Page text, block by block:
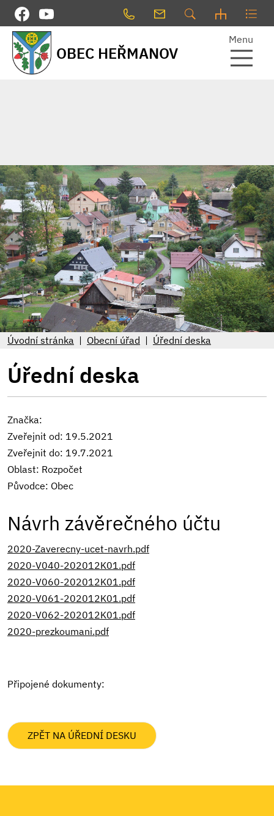
OBEC HEŘMANOV
Menu
Úvodní stránka Obecní úřad Úřední deska
Úřední deska
Značka:
Zveřejnit od: 19.5.2021
Zveřejnit do: 19.7.2021
Oblast: Rozpočet
Původce: Obec
Návrh závěrečného účtu
2020-Zaverecny-ucet-navrh.pdf
2020-V040-202012K01.pdf
2020-V060-202012K01.pdf
2020-V061-202012K01.pdf
2020-V062-202012K01.pdf
2020-prezkoumani.pdf
Připojené dokumenty:
ZPĚT NA ÚŘEDNÍ DESKU